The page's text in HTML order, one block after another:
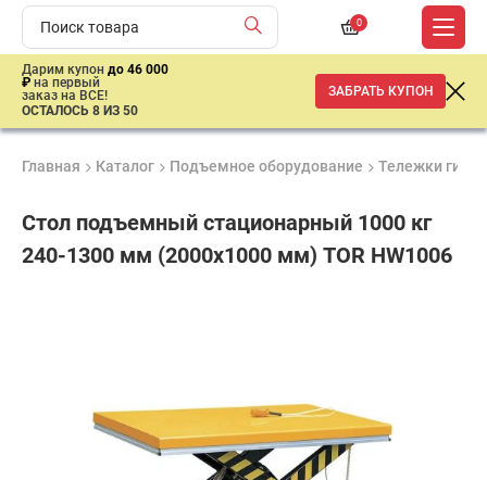
0
Дарим купон до 46 000
₽ на первый
заказ на ВСЕ!
ОСТАЛОСЬ 8 ИЗ 50
ЗАБРАТЬ КУПОН
Главная Каталог Подъемное оборудование Тележки
Стол подъемный стационарный 1000 кг
240-1300 мм (2000х1000 мм) TOR HW1006
ниже
средней
рыночной